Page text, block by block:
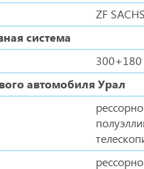
ZF
система
300+180
автомобиля Урал